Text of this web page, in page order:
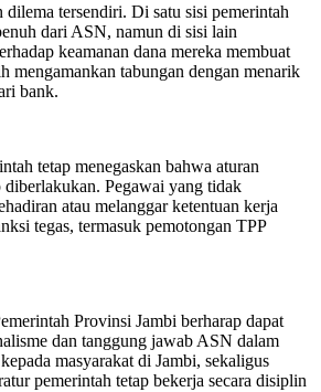
tersendiri. Di satu sisi pemerintah
dari ASN, namun di sisi lain
keamanan dana mereka membuat
mengamankan tabungan dengan menarik
bank.
tetap menegaskan bahwa aturan
Pegawai yang tidak
atau melanggar ketentuan kerja
tegas, termasuk pemotongan TPP
Provinsi Jambi berharap dapat
dan tanggung jawab ASN dalam
masyarakat di Jambi, sekaligus
pemerintah tetap bekerja secara disiplin